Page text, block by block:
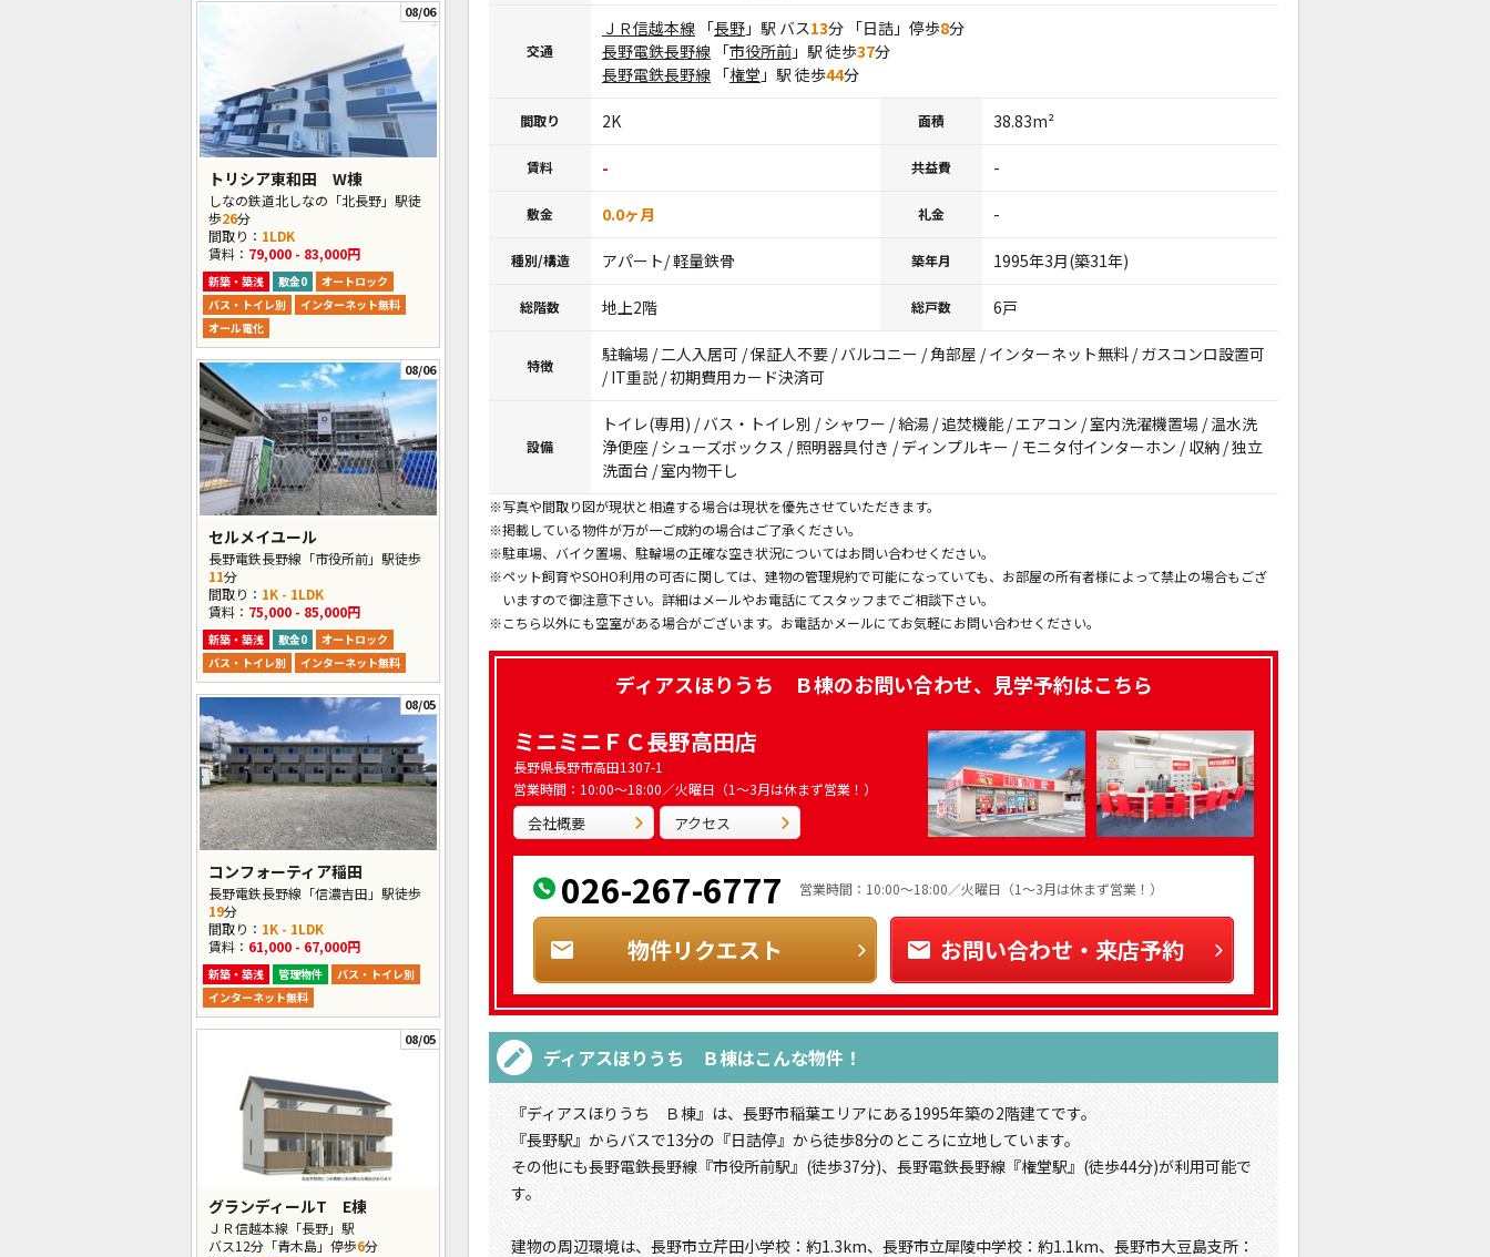
08/06
トリシア東和田 W棟
しなの鉄道北しなの「北長野」駅徒
歩26分
間取り： 1LDK
賃料： 79,000 - 83,000円
新築・築浅 敷金0
オートロック
バス・トイレ別
インターネット無料
オール電化
08/06
セルメイユール
長野電鉄長野線「市役所前」駅徒歩
11分
間取り： 1K - 1LDK
賃料： 75,000 - 85,000円
新築・築浅 敷金0
オートロック
バス・トイレ別
インターネット無料
08/05
コンフォーティア稲田
長野電鉄長野線「信濃吉田」駅徒歩
19分
間取り： 1K - 1LDK
賃料： 61,000 - 67,000円
新築・築浅 管理物件
バス・トイレ別
インターネット無料
08/05
グランディールT E棟
ＪＲ信越本線「長野」駅
バス12分「青木島」停歩6分
交通
ＪＲ信越本線 「長野 」駅 バス13分 「日詰」停歩8分
長野電鉄長野線 「市役所前 」駅 徒歩37分
長野電鉄長野線 「権堂 」駅 徒歩44分
間取り 2K 面積 38.83m²
賃料 - 共益費 -
敷金 0.0ヶ月 礼金 -
種別/構造 アパート/ 軽量鉄骨 築年月 1995年3月(築31年)
総階数 地上2階 総戸数 6戸
特徴
駐輪場 / 二人入居可 / 保証人不要 / バルコニー / 角部屋 / インターネット無料 / ガスコンロ設置可
/ IT重説 / 初期費用カード決済可
設備
トイレ(専用) / バス・トイレ別 / シャワー / 給湯 / 追焚機能 / エアコン / 室内洗濯機置場 / 温水洗
浄便座 / シューズボックス / 照明器具付き / ディンプルキー / モニタ付インターホン / 収納 / 独立
洗面台 / 室内物干し
※写真や間取り図が現状と相違する場合は現状を優先させていただきます。
※掲載している物件が万が一ご成約の場合はご了承ください。
※駐車場、バイク置場、駐輪場の正確な空き状況についてはお問い合わせください。
※ペット飼育やSOHO利用の可否に関しては、建物の管理規約で可能になっていても、お部屋の所有者様によって禁止の場合もござ
いますので御注意下さい。詳細はメールやお電話にてスタッフまでご相談下さい。
※こちら以外にも空室がある場合がございます。お電話かメールにてお気軽にお問い合わせください。
ディアスほりうち Ｂ棟のお問い合わせ、見学予約はこちら
ミニミニＦＣ長野高田店
長野県長野市高田1307-1
営業時間：10:00～18:00／火曜日（1～3月は休まず営業！）
会社概要 アクセス
026-267-6777 営業時間：10:00～18:00／火曜日（1～3月は休まず営業！）
物件リクエスト お問い合わせ・来店予約
ディアスほりうち Ｂ棟はこんな物件！
『ディアスほりうち Ｂ棟』は、長野市稲葉エリアにある1995年築の2階建てです。
『長野駅』からバスで13分の『日詰停』から徒歩8分のところに立地しています。
その他にも長野電鉄長野線『市役所前駅』(徒歩37分)、長野電鉄長野線『権堂駅』(徒歩44分)が利用可能で
す。
建物の周辺環境は、長野市立芹田小学校：約1.3km、長野市立犀陵中学校：約1.1km、長野市大豆島支所：